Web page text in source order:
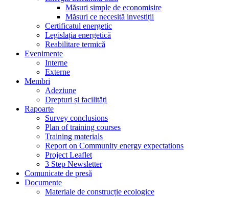
Măsuri simple de economisire
Măsuri ce necesită investiții
Certificatul energetic
Legislația energetică
Reabilitare termică
Evenimente
Interne
Externe
Membri
Adeziune
Drepturi și facilități
Rapoarte
Survey conclusions
Plan of training courses
Training materials
Report on Community energy expectations
Project Leaflet
3 Step Newsletter
Comunicate de presă
Documente
Materiale de construcție ecologice